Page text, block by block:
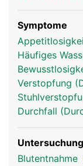
Frau
Symptome
Häufiges
Verstopfung
Durchfall
Blutentnahme